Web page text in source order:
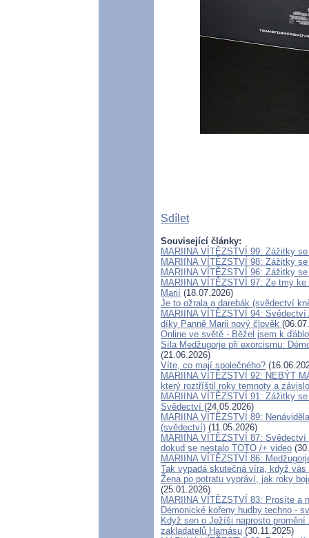
Sdílet
Související články:
MARIINA VÍTĚZSTVÍ 99: Zážitky
MARIINA VÍTĚZSTVÍ 98: Zážitky
MARIINA VÍTĚZSTVÍ 96: Zážitky
MARIINA VÍTĚZSTVÍ 97: Ze tmy
Marií (18.07.2026)
Je to ožrala a darebák (svědectví
MARIINA VÍTĚZSTVÍ 94:
díky Panně Marii nový člověk
Online ve světě - Běžel jsem k
Síla Medžugorje při exorcismu:
(21.06.2026)
Víte, co mají společného?
MARIINA VÍTĚZSTVÍ 92: NEBÝT
který roztříštil roky temnoty a
MARIINA VÍTĚZSTVÍ 91: Zážitky
Svědectví (24.05.2026)
MARIINA VÍTĚZSTVÍ 89:
(svědectví) (11.05.2026)
MARIINA VÍTĚZSTVÍ 87:
dokud se nestalo TOTO /+ video
MARIINA VÍTĚZSTVÍ 86:
Tak vypadá skutečná víra, když
Žena po potratu vypráví, jak roky
(25.01.2026)
MARIINA VÍTĚZSTVÍ 83: Prosíte a
Démonické kořeny hudby techno -
Když sen o Ježíši naprosto
zakladatelů Hamásu (30.11.2025)